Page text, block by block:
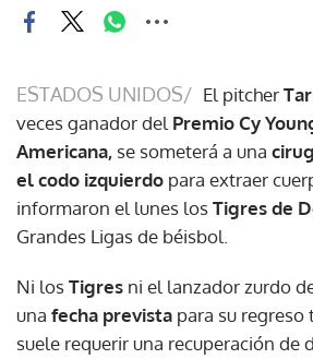
ESTADOS UNIDOS/ El pitcher
veces ganador del Premio Cy
Americana, se someterá a una
el codo izquierdo para extraer
informaron el lunes losTigres de
Grandes Ligas de béisbol.
Ni losTigres ni el lanzador zurdo
una fecha prevista para su regreso
suele requerir una recuperación de